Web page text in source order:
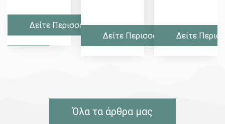
Δείτε Περισσότερα
Δείτε Περισσότερα Δείτε
Όλα τα άρθρα μας